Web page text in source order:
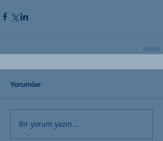
Yorumlar
Bir yorum yazın...